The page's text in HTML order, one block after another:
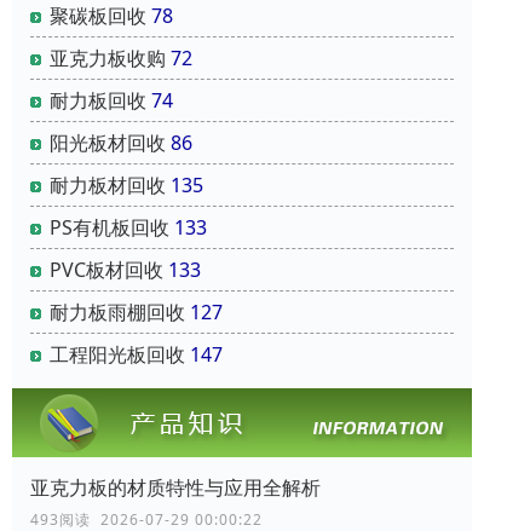
聚碳板回收 78
亚克力板收购 72
耐力板回收 74
阳光板材回收 86
耐力板材回收 135
PS有机板回收 133
PVC板材回收 133
耐力板雨棚回收 127
工程阳光板回收 147
亚克力板的材质特性与应用全解析
493阅读 2026-07-29 00:00:22